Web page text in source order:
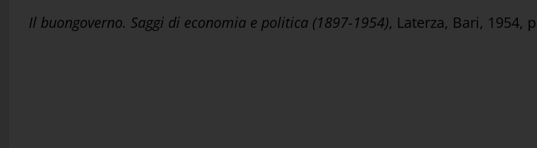
Il buongoverno. Saggi di economia e politica (1897-1954), Laterza, Bari, 1954,